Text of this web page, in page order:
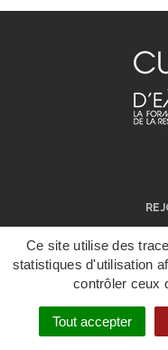
Ce site utilise des
statistiques d'utilisation
contrôler ceux
Tout accepter
ON